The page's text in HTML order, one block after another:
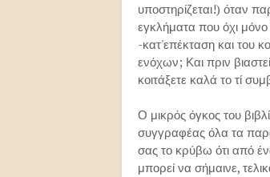
υποστηρίζεται!) όταν
εγκλήματα που όχι
-κατ'επέκταση και του
ενόχων; Και πριν
κοιτάξετε καλά το τί
Ο μικρός όγκος του
συγγραφέας όλα τα
σας το κρύβω ότι από
μπορεί να σήμαινε,